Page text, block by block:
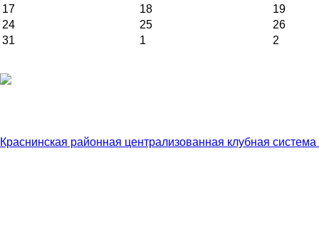
17
18
19
24
25
26
31
1 2
Краснинская районная централизованная клубная